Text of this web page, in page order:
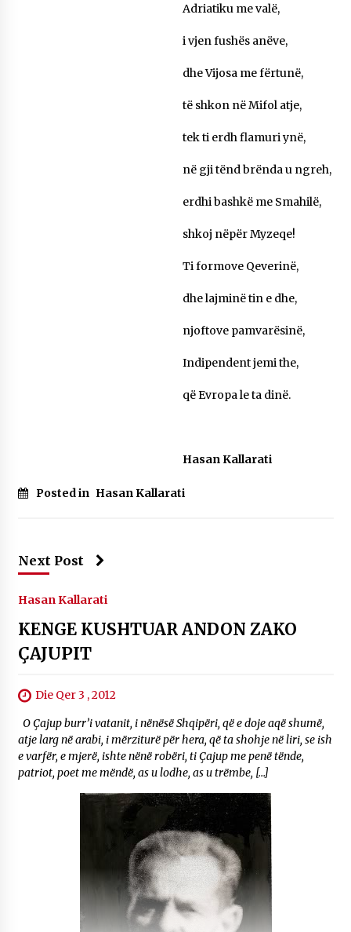
Adriatiku me valë,
i vjen fushës anëve,
dhe Vijosa me fërtunë,
të shkon në Mifol atje,
tek ti erdh flamuri ynë,
në gji tënd brënda u ngreh,
erdhi bashkë me Smahilë,
shkoj nëpër Myzeqe!
Ti formove Qeverinë,
dhe lajminë tin e dhe,
njoftove pamvarësinë,
Indipendent jemi the,
që Evropa le ta dinë.
Hasan Kallarati
Posted in Hasan Kallarati
Next Post
Hasan Kallarati
KENGE KUSHTUAR ANDON ZAKO
ÇAJUPIT
Die Qer 3 , 2012
O Çajup burr’i vatanit, i nënësë Shqipëri, që e doje aqë shumë,
atje larg në arabi, i mërziturë për hera, që ta shohje në liri, se ish
e varfër, e mjerë, ishte nënë robëri, ti Çajup me penë tënde,
patriot, poet me mëndë, as u lodhe, as u trëmbe, […]